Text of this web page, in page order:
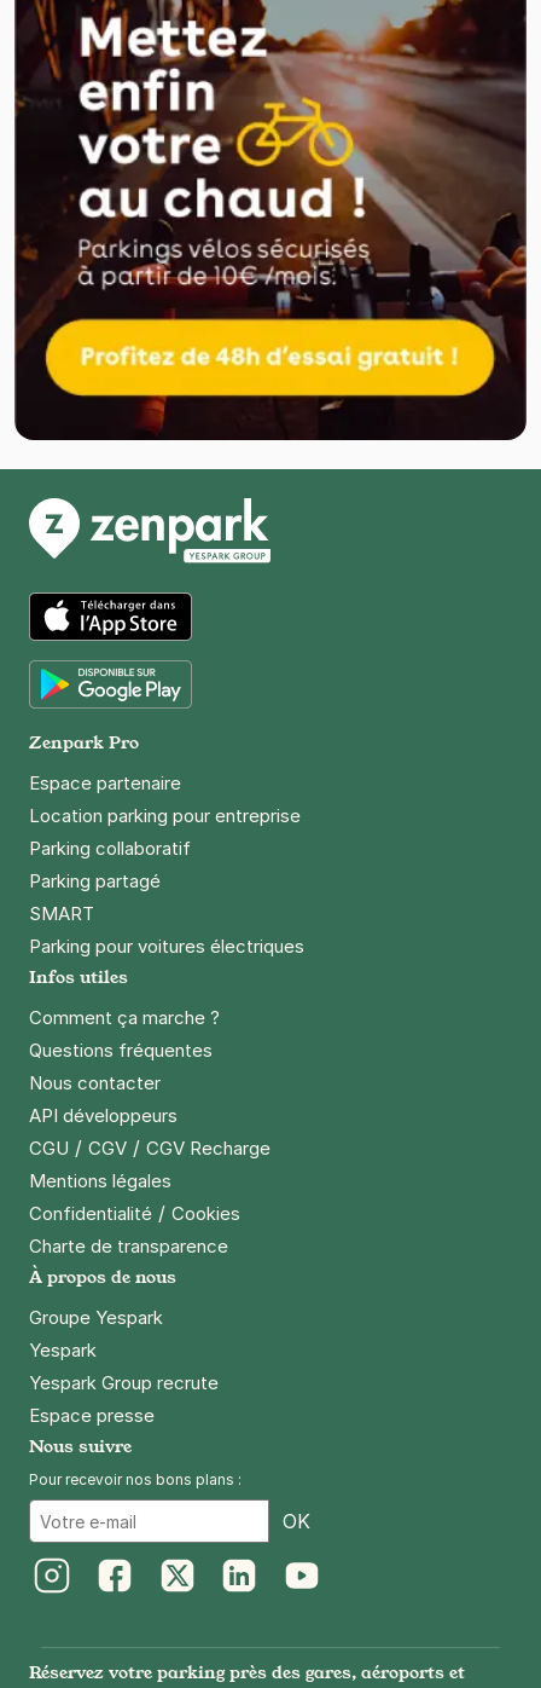
App Store
Zenpark Pro
Espace partenaire
Location parking pour entreprise
Parking collaboratif
Parking partagé
SMART
Parking pour voitures électriques
Infos utiles
Comment ça marche ?
Questions fréquentes
Nous contacter
API développeurs
CGU / CGV / CGV Recharge
Mentions légales
Confidentialité / Cookies
Charte de transparence
À propos de nous
Groupe Yespark
Yespark
Yespark Group recrute
Espace presse
Nous suivre
Pour recevoir nos bons plans :
OK
Réservez votre parking près des gares, aéroports et